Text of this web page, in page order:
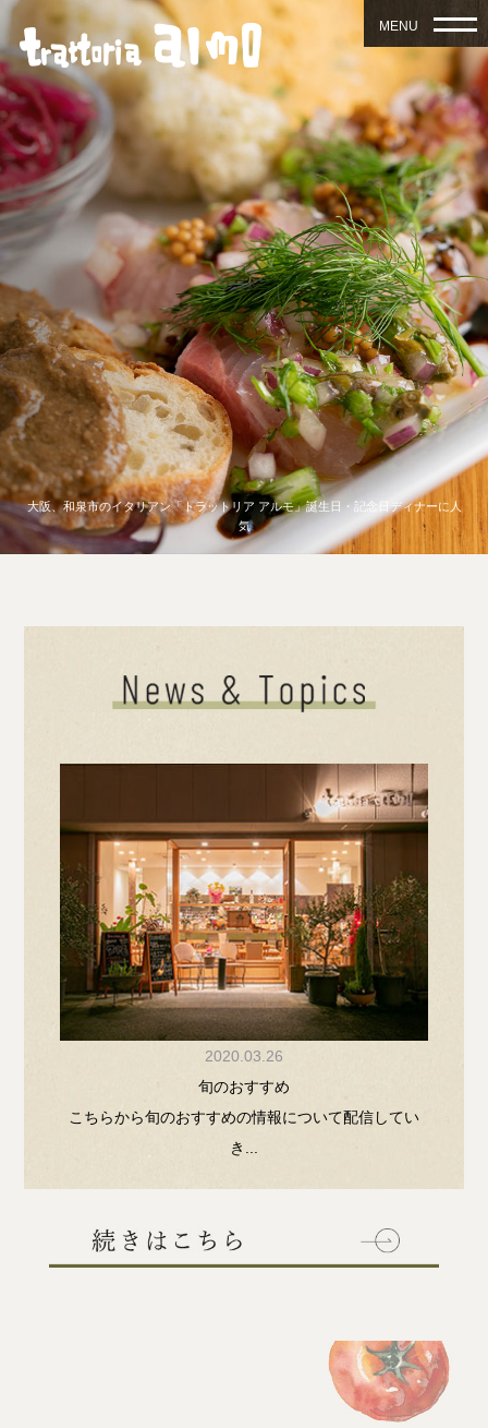
大阪、和泉市のイタリアン「トラットリア アルモ」誕生日・記念日ディナーに人
気
2020.03.26
旬のおすすめ
こちらから旬のおすすめの情報について配信してい
き...